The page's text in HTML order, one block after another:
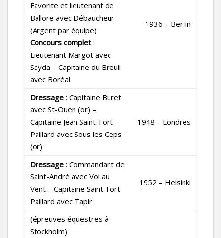
Favorite et lieutenant de
Ballore avec Débaucheur
(Argent par équipe)
Concours complet :
Lieutenant Margot avec
Sayda – Capitaine du Breuil
avec Boréal
1936 – BerIin
Dressage : Capitaine Buret
avec St-Ouen (or) –
Capitaine Jean Saint-Fort
Paillard avec Sous les Ceps
(or)
1948 – Londres
Dressage : Commandant de
Saint-André avec Vol au
Vent – Capitaine Saint-Fort
Paillard avec Tapir
1952 – Helsinki
(épreuves équestres à
Stockholm)